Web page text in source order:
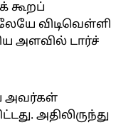
கூறப்
விடிவெள்ளி
அளவில் டார்ச்
அவர்கள்
அதிலிருந்து